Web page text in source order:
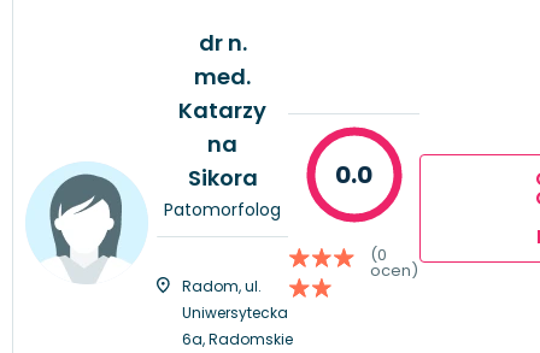
dr n.
med.
Katarzy
na
Sikora
Patomorfolog
Radom, ul.
Uniwersytecka
6a, Radomskie
0.0
(0
ocen)